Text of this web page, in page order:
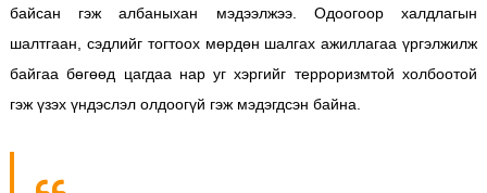
байсан гэж албаныхан мэдээлжээ. Одоогоор халдлагын
шалтгаан, сэдлийг тогтоох мөрдөн шалгах ажиллагаа үргэлжилж
байгаа бөгөөд цагдаа нар уг хэргийг терроризмтой холбоотой
гэж үзэх үндэслэл олдоогүй гэж мэдэгдсэн байна.